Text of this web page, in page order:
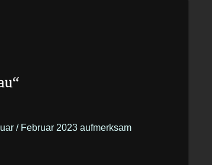
/ Februar 2023 aufmerksam